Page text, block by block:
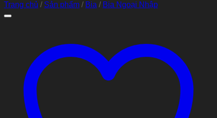
Trang chủ / Sản phẩm / Bia / Bia Ngoại Nhập